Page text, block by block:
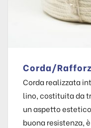
Corda/
Corda realizzata
lino, costituita da
un aspetto
buona resistenza,